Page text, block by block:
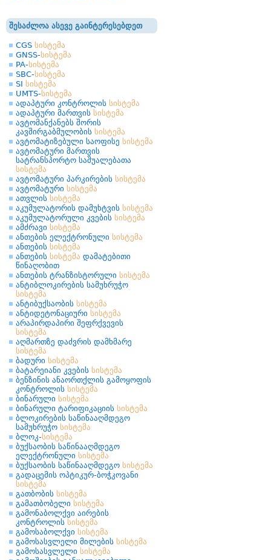
შესაძლოა ასევე გაინტერესებდეთ
CGS სისტემა
GNSS-სისტემა
PA-სისტემა
SBC-სისტემა
SI სისტემა
UMTS-სისტემა
ადაპტური კონტროლის სისტემა
ადაპტური მართვის სისტემა
ავტომანქანებს შორის
კავშირგაბმულობის სისტემა
ავტომატიზებული საოფისე სისტემა
ავტომატური მართვის
სატრანსპორტო საშუალებათა
სისტემა
ავტომატური პარკირების სისტემა
ავტომატური სისტემა
ათვლის სისტემა
აკუმულატორის დამუხტვის სისტემა
აკუმულატორული კვების სისტემა
ამძრავი სისტემა
ანთების ელექტრონული სისტემა
ანთების სისტემა
ანთების სისტემა დამატებითი
წინაღობით
ანთების ტრანზისტორული სისტემა
ანტიბლოკირების სამუხრუჭო
სისტემა
ანტიბუქსაობის სისტემა
ანტიდეტონაციური სისტემა
არაპირდაპირი შეფრქვევის
სისტემა
აღმართზე დაძვრის დამხმარე
სისტემა
ბადური სისტემა
ბატარეიანი კვების სისტემა
ბენზინის ანაორთქლის გამოყოფის
კონტროლის სისტემა
ბინარული სისტემა
ბინარული ტარიფიკაციის სისტემა
ბლოკირების საწინააღმდეგო
სამუხრუჭო სისტემა
ბლოკ-სისტემა
ბუქსაობის საწინააღმდეგო
ელექტრონული სისტემა
ბუქსაობის საწინააღმდეგო სისტემა
გადაცემის ოპტიკურ-ბოჭკოვანი
სისტემა
გათბობის სისტემა
გამათბობელი სისტემა
გამონაბოლქვი აირების
კონტროლის სისტემა
გამოსაბოლქვი სისტემა
გამოსასვლელი მილების სისტემა
გამოსასვლელი სისტემა